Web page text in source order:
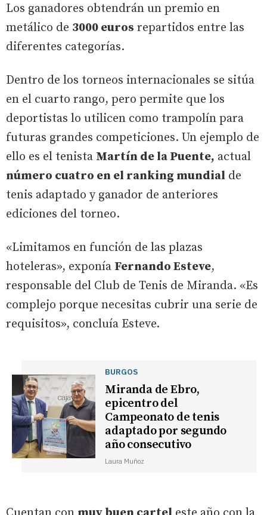
Los ganadores obtendrán un premio en
metálico de 3000 euros repartidos entre las
diferentes categorías.
Dentro de los torneos internacionales se sitúa
en el cuarto rango, pero permite que los
deportistas lo utilicen como trampolín para
futuras grandes competiciones. Un ejemplo de
ello es el tenista Martín de la Puente, actual
número cuatro en el ranking mundial de
tenis adaptado y ganador de anteriores
ediciones del torneo.
«Limitamos en función de las plazas
hoteleras», exponía Fernando Esteve,
responsable del Club de Tenis de Miranda. «Es
complejo porque necesitas cubrir una serie de
requisitos», concluía Esteve.
BURGOS
Miranda de Ebro,
epicentro del
Campeonato de tenis
adaptado por segundo
año consecutivo
Laura Muñoz